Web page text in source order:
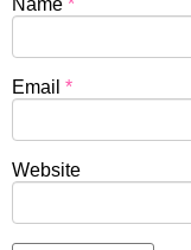
Name *
Email *
Website